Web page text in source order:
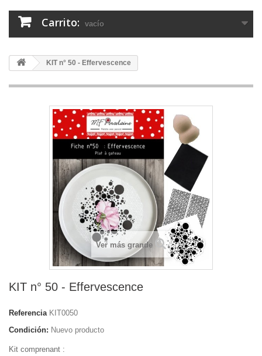
Carrito: vacío
KIT n° 50 - Effervescence
Ver más grande
KIT n° 50 - Effervescence
Referencia KIT0050
Condición: Nuevo producto
Kit comprenant :